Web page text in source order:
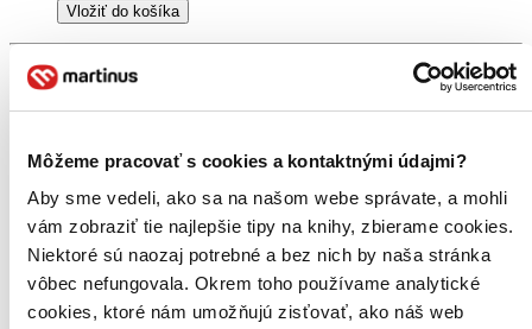
Môžeme pracovať s cookies a kontaktnými údajmi?
Aby sme vedeli, ako sa na našom webe správate, a mohli
vám zobraziť tie najlepšie tipy na knihy, zbierame cookies.
Niektoré sú naozaj potrebné a bez nich by naša stránka
vôbec nefungovala. Okrem toho používame analytické
cookies, ktoré nám umožňujú zisťovať, ako náš web
Vložiť do košíka